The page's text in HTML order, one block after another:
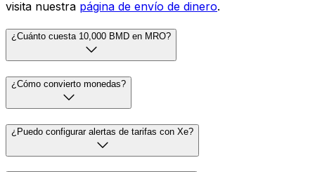
visita nuestra página de envío de dinero.
¿Cuánto cuesta 10,000 BMD en MRO?
¿Cómo convierto monedas?
¿Puedo configurar alertas de tarifas con Xe?